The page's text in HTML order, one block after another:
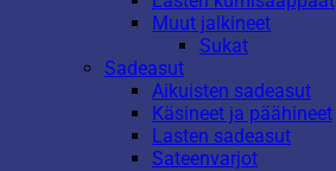
Muut jalkineet
Sukat
Sadeasut
Aikuisten sadeasut
Käsineet ja päähineet
Lasten sadeasut
Sateenvarjot